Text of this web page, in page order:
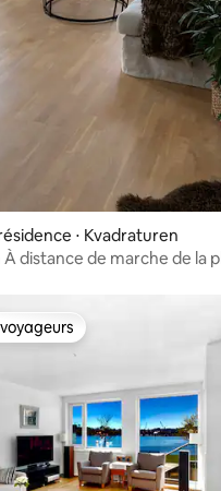
⋅ Kvadraturen
les plus appréciés